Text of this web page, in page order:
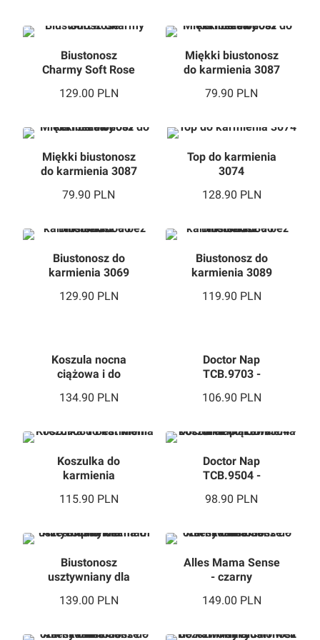
Charmy Soft Rose
129.00PLN
do karmienia 3087
beżowy
79.90PLN
do karmienia 3087
beżowy
79.90PLN
3074
128.90 PLN
karmienia 3069
bez fiszbin
129.90PLN
karmienia 3089
bez fiszbin
119.90PLN
ciążowa i do
karmienia 3012
134.90PLN
TCB.9703 -
koszulka nocna
mam karmiących
106.90PLN
karmienia
TCB.9081 Best
115.90PLN
TCB.9504 -
koszulka do
ciążowa
98.90 PLN
usztywniany dla
mam Alles Cipria
139.00PLN
- czarny
biustonosz do
149.00PLN